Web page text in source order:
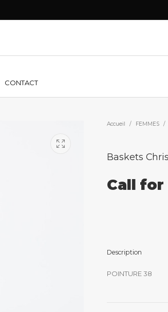
CONTACT
Accueil / FEMMES /
Baskets
Call for
Description
POINTURE 38